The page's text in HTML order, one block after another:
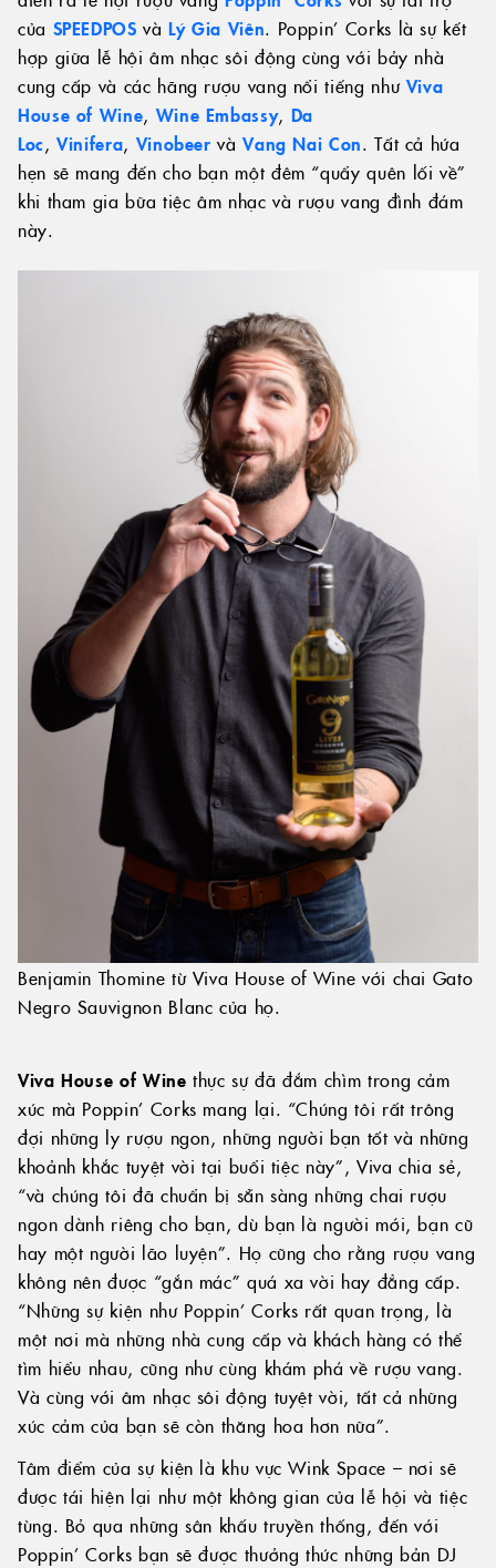
của SPEEDPOS vàLý Gia Viên. Poppin’ Corks là sự kết
hợp giữa lễ hội âm nhạc sôi động cùng với bảy nhà
cung cấp và các hãng rượu vang nổi tiếng như Viva
House of Wine, Wine Embassy, Da
Loc,Vinifera, Vinobeer vàVang Nai Con. Tất cả hứa
hẹn sẽ mang đến cho bạn một đêm “quẩy quên lối về”
khi tham gia bữa tiệc âm nhạc và rượu vang đình đám
này.
Benjamin Thomine từ Viva House of Wine với chai Gato
Negro Sauvignon Blanc của họ.
Viva House of Wine thực sự đã đắm chìm trong cảm
xúc mà Poppin’ Corks mang lại. “Chúng tôi rất trông
đợi những ly rượu ngon, những người bạn tốt và những
khoảnh khắc tuyệt vời tại buổi tiệc này”, Viva chia sẻ,
“và chúng tôi đã chuẩn bị sẵn sàng những chai rượu
ngon dành riêng cho bạn, dù bạn là người mới, bạn cũ
hay một người lão luyện”. Họ cũng cho rằng rượu vang
không nên được “gắn mác” quá xa vời hay đẳng cấp.
“Những sự kiện như Poppin’ Corks rất quan trọng, là
một nơi mà những nhà cung cấp và khách hàng có thể
tìm hiểu nhau, cũng như cùng khám phá về rượu vang.
Và cùng với âm nhạc sôi động tuyệt vời, tất cả những
xúc cảm của bạn sẽ còn thăng hoa hơn nữa”.
Tâm điểm của sự kiện là khu vực Wink Space – nơi sẽ
được tái hiện lại như một không gian của lễ hội và tiệc
tùng. Bỏ qua những sân khấu truyền thống, đến với
Poppin’ Corks bạn sẽ được thưởng thức những bản DJ